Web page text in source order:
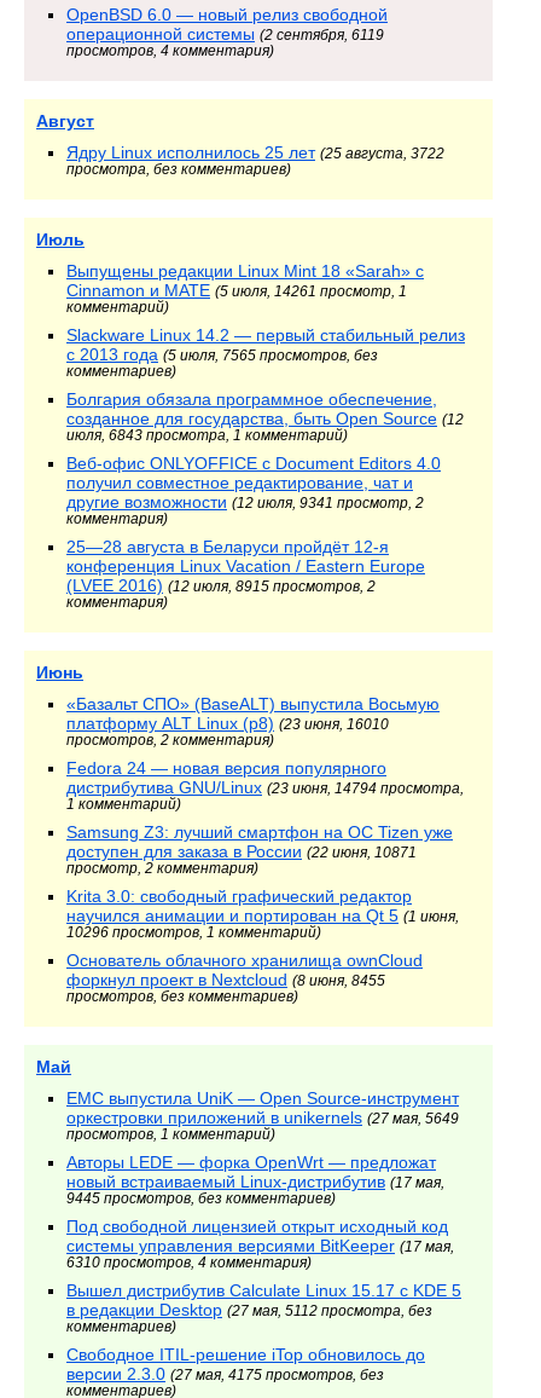
OpenBSD 6.0 — новый релиз свободной
операционной системы (2 сентября, 6119
просмотров, 4 комментария)
Август
Ядру Linux исполнилось 25 лет (25 августа, 3722
просмотра, без комментариев)
Июль
Выпущены редакции Linux Mint 18 «Sarah» с
Cinnamon и MATE (5 июля, 14261 просмотр, 1
комментарий)
Slackware Linux 14.2 — первый стабильный релиз
с 2013 года (5 июля, 7565 просмотров, без
комментариев)
Болгария обязала программное обеспечение,
созданное для государства, быть Open Source (12
июля, 6843 просмотра, 1 комментарий)
Веб-офис ONLYOFFICE с Document Editors 4.0
получил совместное редактирование, чат и
другие возможности (12 июля, 9341 просмотр, 2
комментария)
25—28 августа в Беларуси пройдёт 12-я
конференция Linux Vacation / Eastern Europe
(LVEE 2016) (12 июля, 8915 просмотров, 2
комментария)
Июнь
«Базальт СПО» (BaseALT) выпустила Восьмую
платформу ALT Linux (p8) (23 июня, 16010
просмотров, 2 комментария)
Fedora 24 — новая версия популярного
дистрибутива GNU/Linux (23 июня, 14794 просмотра,
1 комментарий)
Samsung Z3: лучший смартфон на ОС Tizen уже
доступен для заказа в России (22 июня, 10871
просмотр, 2 комментария)
Krita 3.0: свободный графический редактор
научился анимации и портирован на Qt 5 (1 июня,
10296 просмотров, 1 комментарий)
Основатель облачного хранилища ownCloud
форкнул проект в Nextcloud (8 июня, 8455
просмотров, без комментариев)
Май
EMC выпустила UniK — Open Source-инструмент
оркестровки приложений в unikernels (27 мая, 5649
просмотров, 1 комментарий)
Авторы LEDE — форка OpenWrt — предложат
новый встраиваемый Linux-дистрибутив (17 мая,
9445 просмотров, без комментариев)
Под свободной лицензией открыт исходный код
системы управления версиями BitKeeper (17 мая,
6310 просмотров, 4 комментария)
Вышел дистрибутив Calculate Linux 15.17 с KDE 5
в редакции Desktop (27 мая, 5112 просмотра, без
комментариев)
Свободное ITIL-решение iTop обновилось до
версии 2.3.0 (27 мая, 4175 просмотров, без
комментариев)